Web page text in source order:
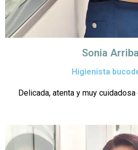
Sonia
Higienista
Delicada, atenta y muy